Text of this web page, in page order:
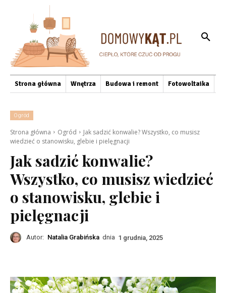
Strona główna Wnętrza Budowa i remont Fotowoltaika
Ogród
Strona główna Ogród
Jak sadzić konwalie? Wszystko, co musisz
wiedzieć o stanowisku, glebie i pielęgnacji
Jak sadzić konwalie?
Wszystko, co musisz wiedzieć
o stanowisku, glebie i
pielęgnacji
Autor: Natalia Grabińska dnia 1 grudnia, 2025